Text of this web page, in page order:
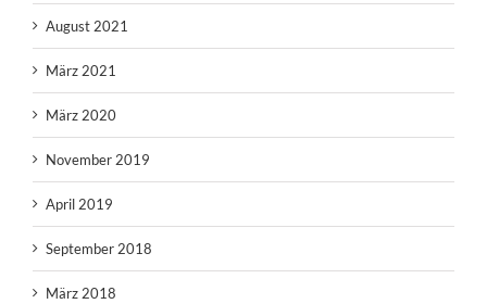
August 2021
März 2021
März 2020
November 2019
April 2019
September 2018
März 2018